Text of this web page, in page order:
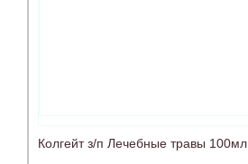
Колгейт з/п Лечебные травы 100мл